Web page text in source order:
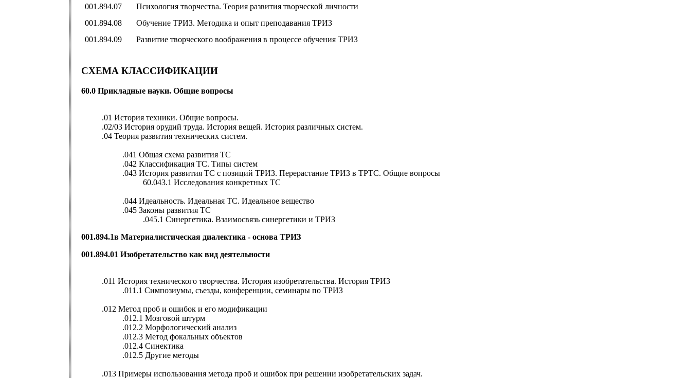
001.894.07
Психология творчества. Теория развития творческой личности
001.894.08
Обучение ТРИЗ. Методика и опыт преподавания ТРИЗ
001.894.09
Развитие творческого воображения в процессе обучения ТРИЗ
СХЕМА КЛАССИФИКАЦИИ
60.0 Прикладные науки. Общие вопросы
.01 История техники. Общие вопросы.
.02/03 История орудий труда. История вещей. История различных систем.
.04 Теория развития технических систем.
.041 Общая схема развития ТС
.042 Классификация ТС. Типы систем
.043 История развития ТС с позиций ТРИЗ. Перерастание ТРИЗ в ТРТС. Общие вопросы
60.043.1 Исследования конкретных ТС
.044 Идеальность. Идеальная ТС. Идеальное вещество
.045 Законы развития ТС
.045.1 Синергетика. Взаимосвязь синергетики и ТРИЗ
001.894.1в Материалистическая диалектика - основа ТРИЗ
001.894.01 Изобретательство как вид деятельности
.011 История технического творчества. История изобретательства. История ТРИЗ
.011.1 Симпозиумы, съезды, конференции, семинары по ТРИЗ
.012 Метод проб и ошибок и его модификации
.012.1 Мозговой штурм
.012.2 Морфологический анализ
.012.3 Метод фокальных объектов
.012.4 Синектика
.012.5 Другие методы
.013 Примеры использования метода проб и ошибок при решении изобретательских задач.